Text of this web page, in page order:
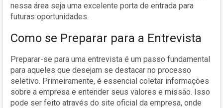
nessa área seja uma excelente porta de entrada para
futuras oportunidades.
Como se Preparar para a Entrevista
Preparar-se para uma entrevista é um passo fundamental
para aqueles que desejam se destacar no processo
seletivo. Primeiramente, é essencial coletar informações
sobre a empresa e entender seus valores e missão. Isso
pode ser feito através do site oficial da empresa, onde